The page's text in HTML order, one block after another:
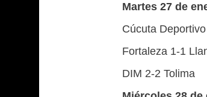
Martes 27 de
Cúcuta
Fortaleza 1-1
DIM 2-2 Tolima